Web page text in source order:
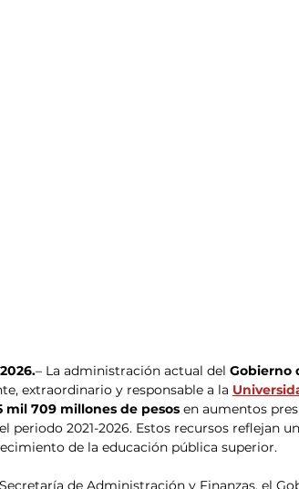
– La administración actual del Gobierno
extraordinario y responsable a la
mil 709 millones de pesos en aumentos
periodo 2021-2026. Estos recursos reflejan
de la educación pública superior.
de Administración y Finanzas, el